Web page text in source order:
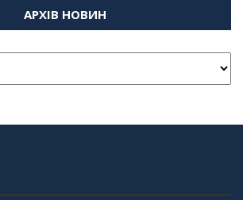
АРХІВ НОВИН